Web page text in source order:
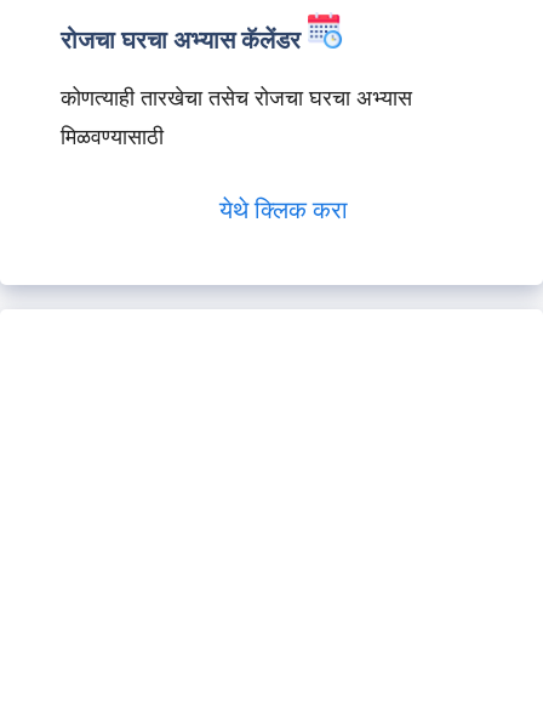
रोजचा घरचा अभ्यास कॅलेंडर
कोणत्याही तारखेचा तसेच रोजचा घरचा अभ्यास
मिळवण्यासाठी
येथे क्लिक करा